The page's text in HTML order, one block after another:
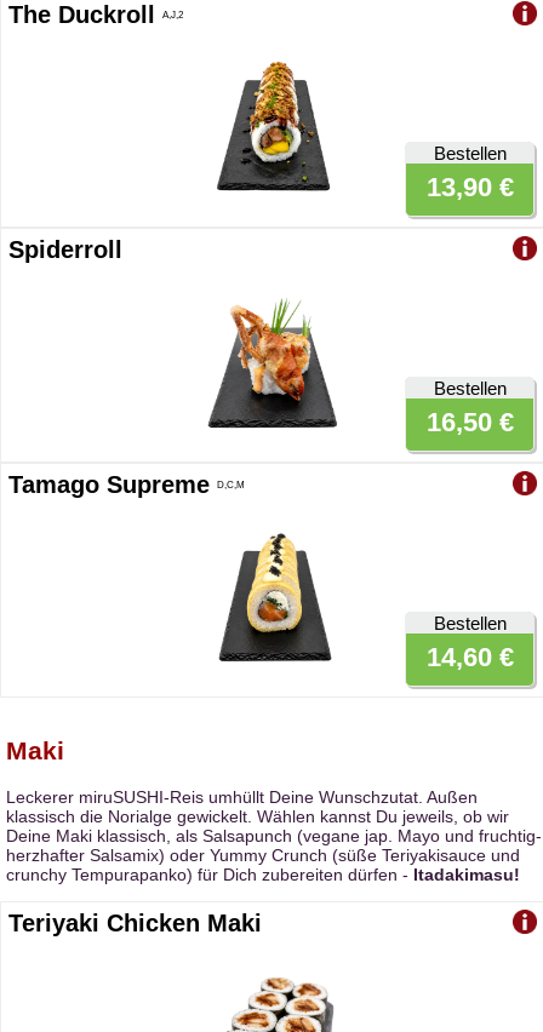
The Duckroll A,J,2
Bestellen
13,90 €
Spiderroll
Bestellen
16,50 €
Tamago Supreme D,C,M
Bestellen
14,60 €
Maki
Leckerer miruSUSHI-Reis umhüllt Deine Wunschzutat. Außen
klassisch die Norialge gewickelt. Wählen kannst Du jeweils, ob wir
Deine Maki klassisch, als Salsapunch (vegane jap. Mayo und fruchtig-
herzhafter Salsamix) oder Yummy Crunch (süße Teriyakisauce und
crunchy Tempurapanko) für Dich zubereiten dürfen - Itadakimasu!
Teriyaki Chicken Maki